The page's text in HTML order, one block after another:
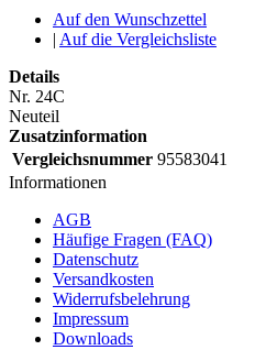
Auf den Wunschzettel
| Auf die Vergleichsliste
Details
Nr. 24C
Neuteil
Zusatzinformation
Vergleichsnummer 95583041
Informationen
AGB
Häufige Fragen (FAQ)
Datenschutz
Versandkosten
Widerrufsbelehrung
Impressum
Downloads